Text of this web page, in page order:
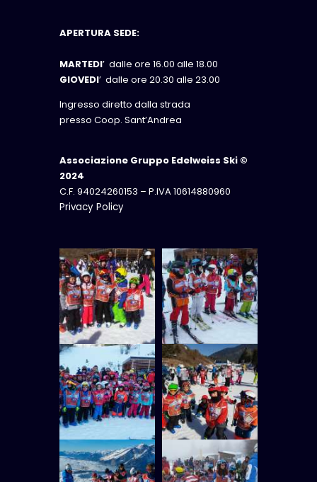
APERTURA SEDE:
MARTEDI’ dalle ore 16.00 alle 18.00
GIOVEDI’ dalle ore 20.30 alle 23.00
Ingresso diretto dalla strada
presso Coop. Sant’Andrea
Associazione Gruppo Edelweiss Ski ©
2024
C.F. 94024260153 – P.IVA 10614880960
Privacy Policy